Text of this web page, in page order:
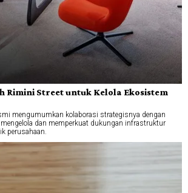
Rimini Street untuk Kelola Ekosistem
mengumumkan kolaborasi strategisnya dengan
dan memperkuat dukungan infrastruktur
perusahaan.